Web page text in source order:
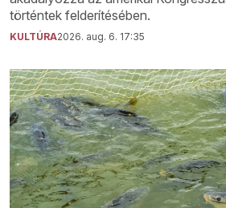
történtek felderítésében.
KULTÚRA2026. aug. 6. 17:35